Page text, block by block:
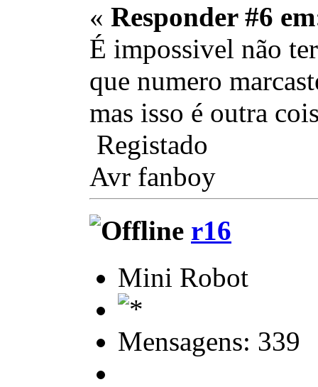
« Responder #6
É impossivel não
que numero
mas isso é outra
Registado
Avr fanboy
r16
Mini Robot
Mensagens: 339